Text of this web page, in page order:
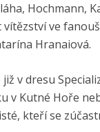
Hochmann,
ve
Hranaiová.
v dresu
v Kutné Hoře
kteří se